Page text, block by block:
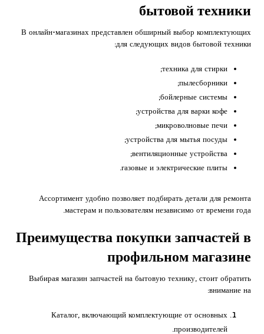
бытовой техники
В онлайн-магазинах представлен обширный выбор комплектующих
для следующих видов бытовой техники:
техника для стирки;
пылесборники;
бойлерные системы;
устройства для варки кофе;
микроволновые печи;
устройства для мытья посуды;
вентиляционные устройства;
газовые и электрические плиты.
Ассортимент удобно позволяет подбирать детали для ремонта
мастерам и пользователям независимо от времени года.
Преимущества покупки запчастей в
профильном магазине
Выбирая магазин запчастей на бытовую технику, стоит обратить
внимание на:
Каталог, включающий комплектующие от основных
производителей.